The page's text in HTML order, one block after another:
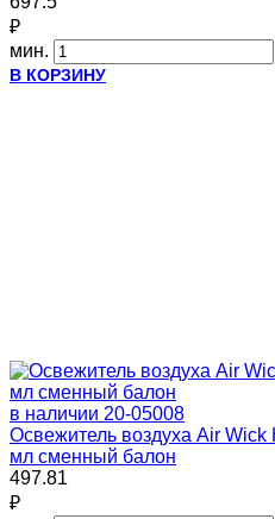
₽
мин.
В КОРЗИНУ
в наличии 20-05008
Освежитель воздуха Air
мл сменный балон
497.81
₽